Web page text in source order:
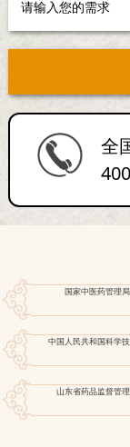
全
国家中医药管理局
中国人民共和国科学
山东省药品监督管